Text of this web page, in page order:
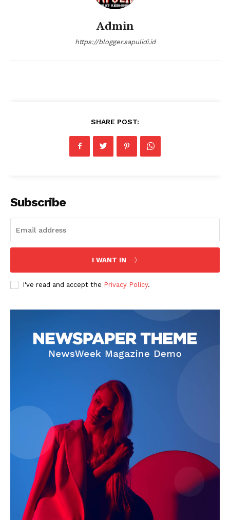
Admin
https://blogger.sapulidi.id
SHARE POST:
Subscribe
I WANT IN
I've read and accept the Privacy Policy.